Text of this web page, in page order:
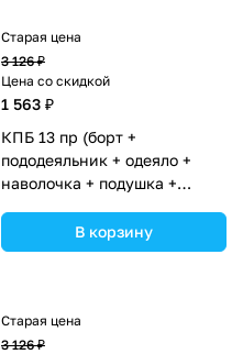
Старая цена
3 126 ₽
Цена со скидкой
1 563 ₽
КПБ 13 пр (борт +
пододеяльник + одеяло +
наволочка + подушка +
(№1146-0-1бб_04) цвета в
ассортименте.
В корзину
Старая цена
3 126 ₽